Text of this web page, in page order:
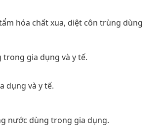
hóa chất xua, diệt côn trùng dùng
gia dụng và y tế.
dụng và y tế.
nước dùng trong gia dụng.